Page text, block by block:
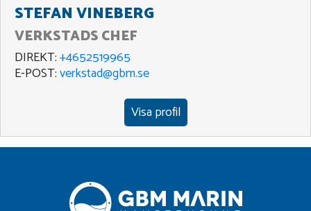
STEFAN VINEBERG
VERKSTADS CHEF
DIREKT:+4652519965
E-POST:verkstad@gbm.se
Visa profil